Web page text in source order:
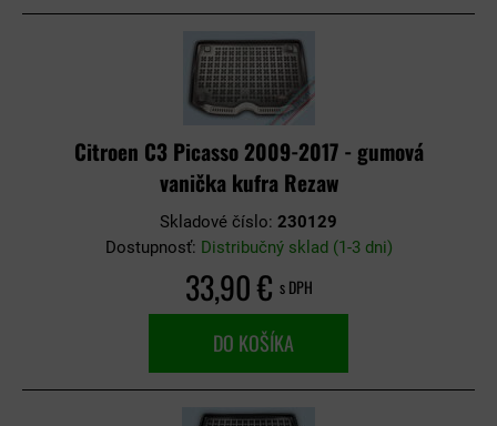
Citroen C3 Picasso 2009-2017 - gumová
vanička kufra Rezaw
Skladové číslo: 230129
Dostupnosť: Distribučný sklad (1-3 dni)
33,90 € s DPH
DO KOŠÍKA